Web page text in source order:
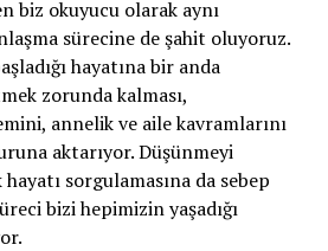
biz okuyucu olarak aynı
sürecine de şahit oluyoruz.
hayatına bir anda
zorunda kalması,
annelik ve aile kavramlarını
aktarıyor. Düşünmeyi
sorgulamasına da sebep
bizi hepimizin yaşadığı